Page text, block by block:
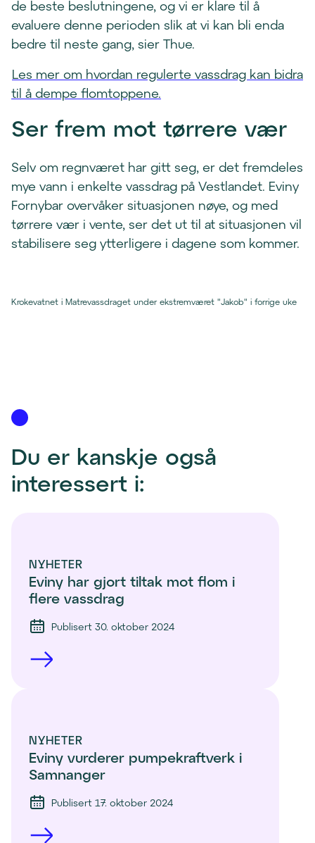
de beste beslutningene, og vi er klare til å
evaluere denne perioden slik at vi kan bli enda
bedre til neste gang, sier Thue.
Les mer om hvordan regulerte vassdrag kan bidra
til å dempe flomtoppene.
Ser frem mot tørrere vær
Selv om regnværet har gitt seg, er det fremdeles
mye vann i enkelte vassdrag på Vestlandet. Eviny
Fornybar overvåker situasjonen nøye, og med
tørrere vær i vente, ser det ut til at situasjonen vil
stabilisere seg ytterligere i dagene som kommer.
Krokevatnet i Matrevassdraget under ekstremværet "Jakob" i forrige uke
Du er kanskje også
interessert i:
NYHETER
Eviny har gjort tiltak mot flom i
flere vassdrag
Publisert 30. oktober 2024
NYHETER
Eviny vurderer pumpekraftverk i
Samnanger
Publisert 17. oktober 2024